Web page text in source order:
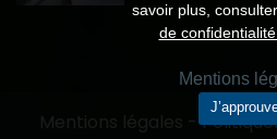
-
savoir plus, consulter
de confidentialité
Mentions